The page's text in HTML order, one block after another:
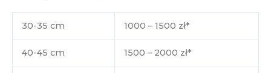
30-35 cm 1000 – 1500 zł*
40-45 cm 1500 – 2000 zł*